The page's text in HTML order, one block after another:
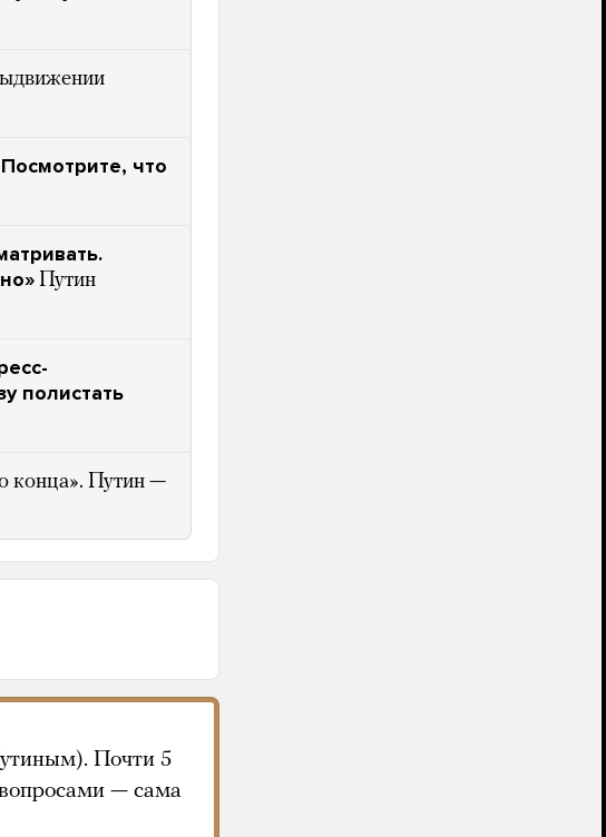
что
Путин
полистать
конца». Путин —
Почти 5
— сама